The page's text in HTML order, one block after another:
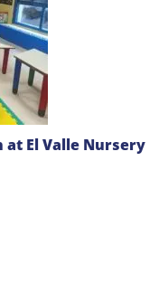
at El Valle Nursery